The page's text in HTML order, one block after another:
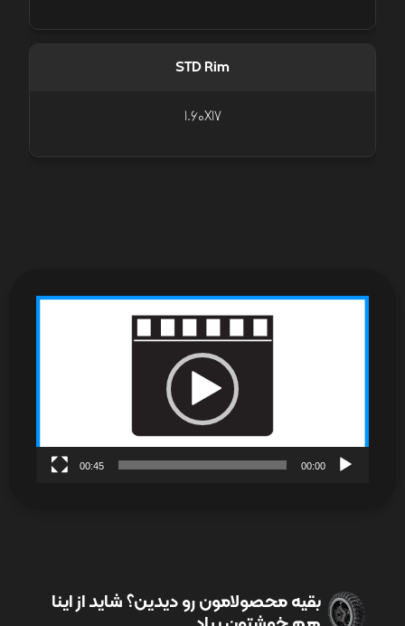
STD Rim
1.60X17
00:00
00:45
بقیه محصولامون رو دیدین؟ شاید از اینا